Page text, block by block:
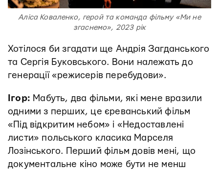
Аліса Коваленко, герой та команда фільму «Ми не
згаснемо», 2023 рік
Хотілося би згадати ще Андрія Загданського
та Сергія Буковського. Вони належать до
генерації «режисерів перебудови».
Ігор: Мабуть, два фільми, які мене вразили
одними з перших, це єреванський фільм
«Під відкритим небом» і «Недоставлені
листи» польського класика Марселя
Лозінського. Перший фільм довів мені, що
документальне кіно може бути не менш